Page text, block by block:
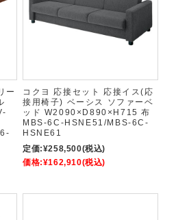
ー
コクヨ 応接セット 応接イス(応
接用椅子) ベーシス ソファーベ
ッド W2090×D890×H715 布
MBS-6C-HSNE51/MBS-6C-
HSNE61
定価:¥258,500(税込)
価格:¥162,910(税込)